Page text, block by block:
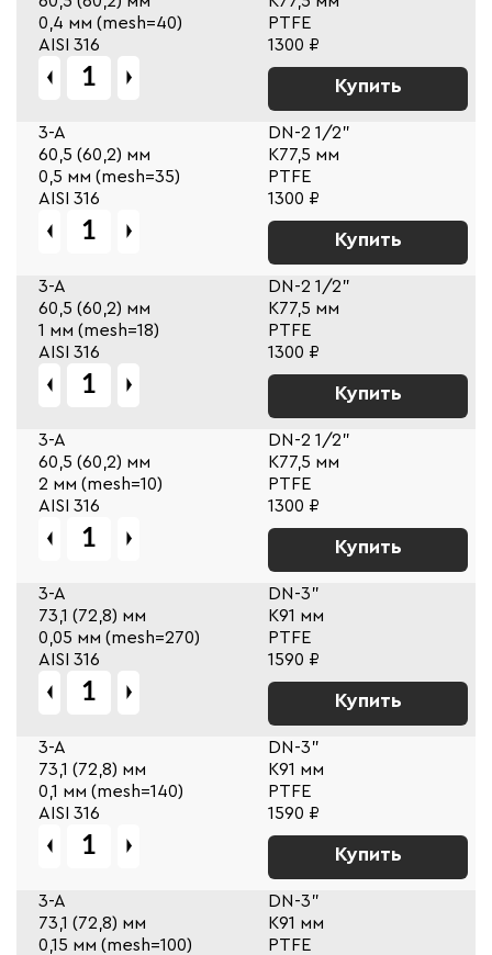
0,4 мм (mesh=40)
PTFE
AISI 316
1300 ₽
Купить
3-A
DN-2 1/2"
60,5 (60,2) мм
К77,5 мм
0,5 мм (mesh=35)
PTFE
AISI 316
1300 ₽
Купить
3-A
DN-2 1/2"
60,5 (60,2) мм
К77,5 мм
1 мм (mesh=18)
PTFE
AISI 316
1300 ₽
Купить
3-A
DN-2 1/2"
60,5 (60,2) мм
К77,5 мм
2 мм (mesh=10)
PTFE
AISI 316
1300 ₽
Купить
3-A
DN-3"
73,1 (72,8) мм
К91 мм
0,05 мм (mesh=270)
PTFE
AISI 316
1590 ₽
Купить
3-A
DN-3"
73,1 (72,8) мм
К91 мм
0,1 мм (mesh=140)
PTFE
AISI 316
1590 ₽
Купить
3-A
DN-3"
73,1 (72,8) мм
К91 мм
0,15 мм (mesh=100)
PTFE